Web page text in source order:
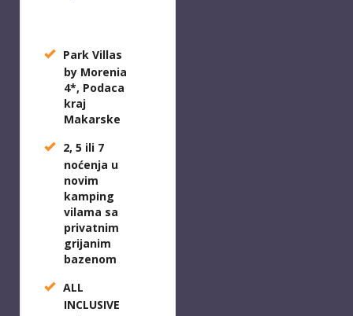
Park Villas
by Morenia
4*, Podaca
kraj
Makarske
2, 5 ili 7
noćenja u
novim
kamping
vilama sa
privatnim
grijanim
bazenom
ALL
INCLUSIVE